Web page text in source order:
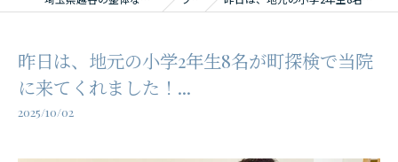
昨日は、地元の小学2年生8名が町探検で当院
に来てくれました！...
2025/10/02